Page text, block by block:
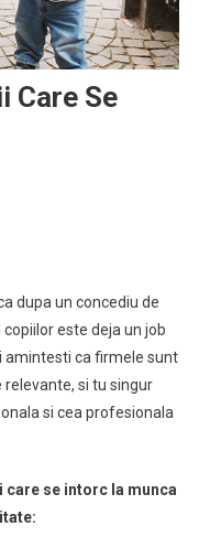
Care Se
dupa un concediu de
este deja un job
amintesti ca firmele sunt
si tu singur
si cea profesionala
care se intorc la munca